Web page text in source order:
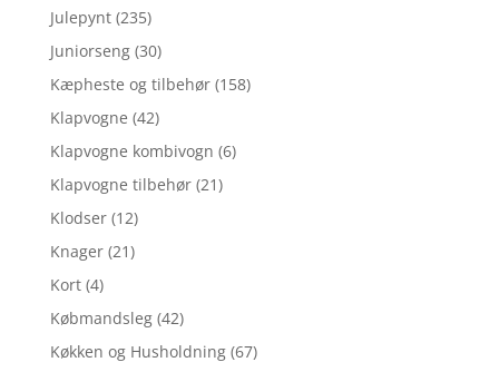
Julepynt (235)
Juniorseng (30)
Kæpheste og tilbehør (158)
Klapvogne (42)
Klapvogne kombivogn (6)
Klapvogne tilbehør (21)
Klodser (12)
Knager (21)
Kort (4)
Købmandsleg (42)
Køkken og Husholdning (67)